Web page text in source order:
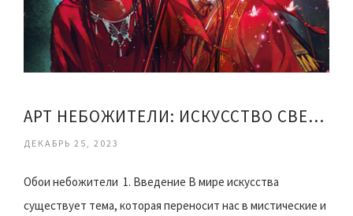
АРТ НЕБОЖИТЕЛИ: ИСКУССТВО СВЕРХЪЕСТЕСТВЕННОГО
ДЕКАБРЬ 25, 2023
Обои небожители 1. Введение В мире искусства
существует тема, которая переносит нас в мистические и